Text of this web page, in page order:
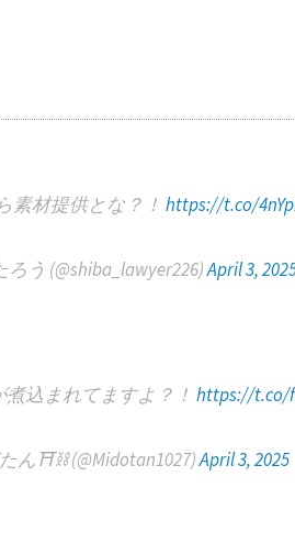
素材提供とな？！https://t.co/
う (@shiba_lawyer226)April 3,
煮込まれてますよ？！https://t.co/
ん⛩️⛓️ (@Midotan1027)April 3, 2025